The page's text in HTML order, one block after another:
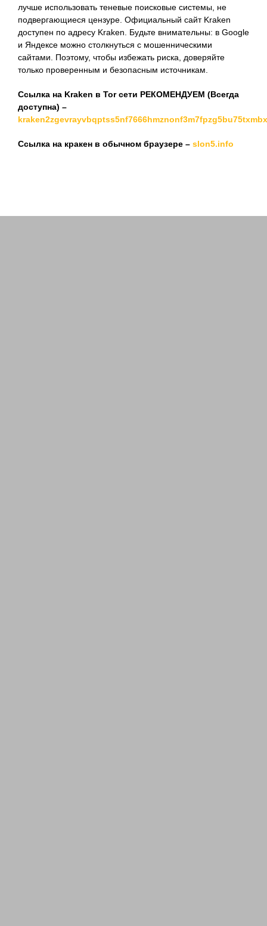
лучше использовать теневые поисковые системы, не
подвергающиеся цензуре. Официальный сайт Kraken
доступен по адресу Kraken. Будьте внимательны: в Google
и Яндексе можно столкнуться с мошенническими
сайтами. Поэтому, чтобы избежать риска, доверяйте
только проверенным и безопасным источникам.
Ссылка на Kraken в Tor сети РЕКОМЕНДУЕМ (Всегда
доступна) –
Ссылка на кракен в обычном браузере – slon5.info